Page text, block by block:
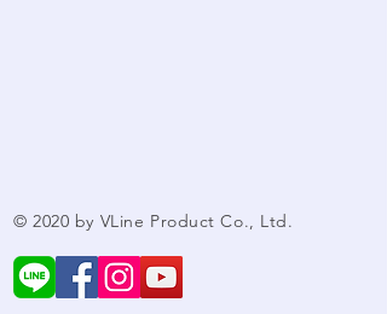
© 2020 by VLine Product Co., Ltd.